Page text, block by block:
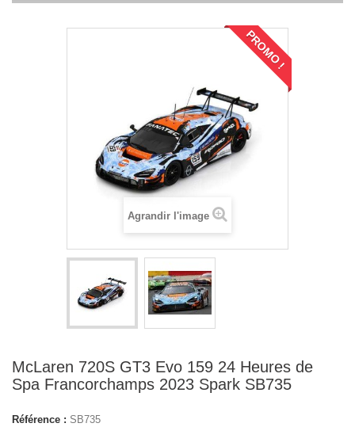
PROMO !
Agrandir l'image
McLaren 720S GT3 Evo 159 24 Heures de
Spa Francorchamps 2023 Spark SB735
Référence : SB735